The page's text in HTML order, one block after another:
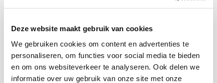
Deze website maakt gebruik van cookies
We gebruiken cookies om content en advertenties te
personaliseren, om functies voor social media te bieden
en om ons websiteverkeer te analyseren. Ook delen we
informatie over uw gebruik van onze site met onze